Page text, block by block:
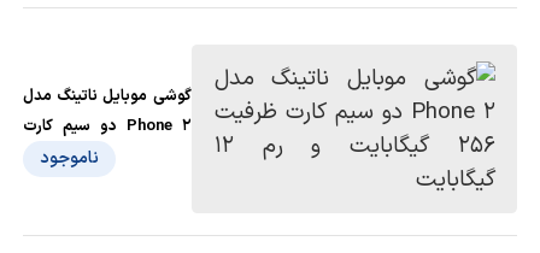
گوشی موبایل ناتینگ مدل
Phone 2 دو سیم کارت
ظرفیت 256 گیگابایت و رم
ناموجود